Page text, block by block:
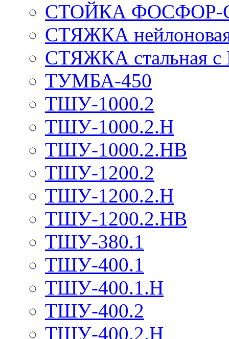
СТОЙКА ФОСФОР-
СТЯЖКА нейлоновая
СТЯЖКА стальная
ТУМБА-450
ТШУ-1000.2
ТШУ-1000.2.Н
ТШУ-1000.2.НВ
ТШУ-1200.2
ТШУ-1200.2.Н
ТШУ-1200.2.НВ
ТШУ-380.1
ТШУ-400.1
ТШУ-400.1.Н
ТШУ-400.2
ТШУ-400.2.Н